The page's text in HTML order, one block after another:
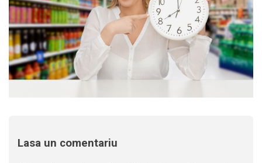
Lasa un comentariu